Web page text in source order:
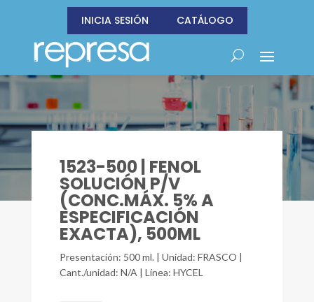
INICIA SESIÓN CATÁLOGO
1523-500 | FENOL
SOLUCIÓN P/V
(CONC.MÁX. 5% A
ESPECIFICACIÓN
EXACTA), 500ML
Presentación: 500 ml. | Unidad: FRASCO |
Cant./unidad: N/A | Línea: HYCEL